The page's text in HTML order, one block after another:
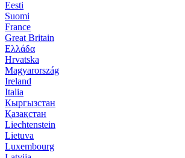
Eesti
Suomi
France
Great Britain
Ελλάδα
Hrvatska
Magyarország
Ireland
Italia
Кыргызстан
Қазақстан
Liechtenstein
Lietuva
Luxembourg